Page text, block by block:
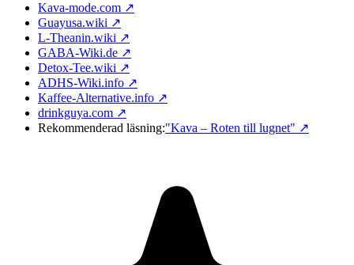
Kava-mode.com ↗
Guayusa.wiki ↗
L-Theanin.wiki ↗
GABA-Wiki.de ↗
Detox-Tee.wiki ↗
ADHS-Wiki.info ↗
Kaffee-Alternative.info ↗
drinkguya.com ↗
Rekommenderad läsning:"Kava – Roten till lugnet" ↗